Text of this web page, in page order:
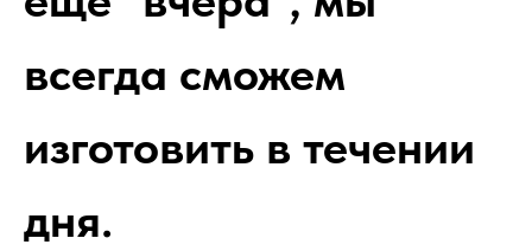
всегда сможем
изготовить в течении
дня.